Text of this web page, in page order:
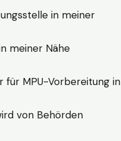
in meiner
meiner Nähe
für MPU-Vorbereitung in
von Behörden